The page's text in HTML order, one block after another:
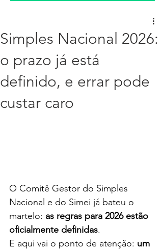
Simples Nacional 2026:
o prazo já está
definido, e errar pode
custar caro
O Comitê Gestor do Simples
Nacional e do Simei já bateu o
martelo: as regras para 2026 estão
oficialmente definidas.
E aqui vai o ponto de atenção: um